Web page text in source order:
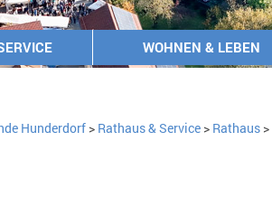
WOHNEN & LEBEN
Hunderdorf> Rathaus & Service> Rathaus>